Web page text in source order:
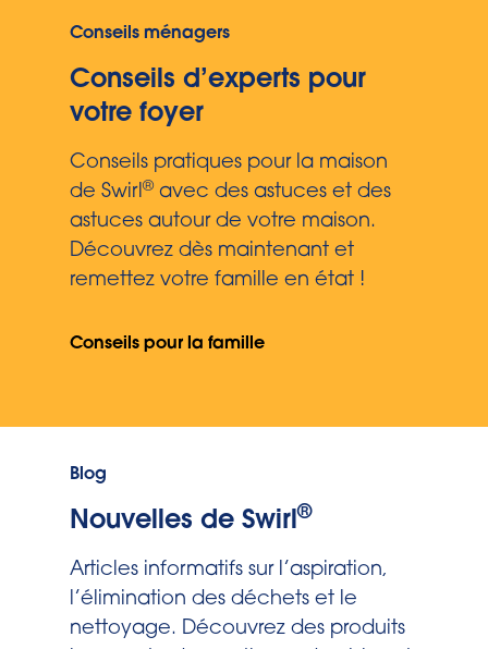
Conseils ménagers
Conseils d’experts pour
votre foyer
Conseils pratiques pour la maison
de Swirl®avec des astuces et des
astuces autour de votre maison.
Découvrez dès maintenant et
remettez votre famille en état !
Conseils pour la famille
Blog
Nouvelles de Swirl®
Articles informatifs sur l’aspiration,
l’élimination des déchets et le
nettoyage. Découvrez des produits